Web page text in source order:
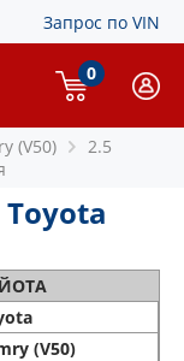
Запрос по VIN
0
(V50)
2.5
Toyota
(V50)